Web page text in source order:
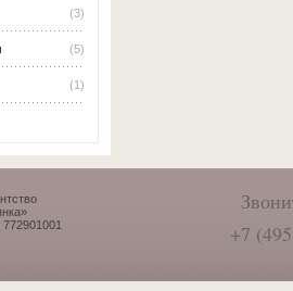
(3)
(5)
(1)
+7